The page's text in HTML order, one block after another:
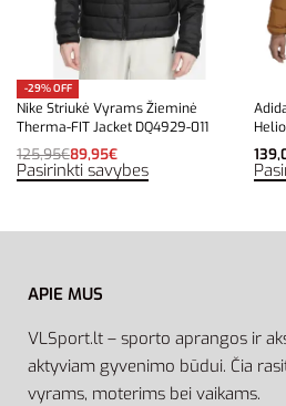
-29% OFF
Nike Striukė Vyrams Žieminė
Therma-FIT Jacket DQ4929-011
125,95€89,95€
Pasirinkti savybes
APIE MUS
VLSport.lt – sporto aprangos ir
aktyviam gyvenimo būdui. Čia
vyrams, moterims bei vaikams.